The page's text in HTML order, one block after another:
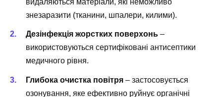
видаляються матеріали, які неможливо
знезаразити (тканини, шпалери, килими).
Дезінфекція жорстких поверхонь –
використовуються сертифіковані антисептики
медичного рівня.
Глибока очистка повітря – застосовується
озонування, яке ефективно руйнує органічні